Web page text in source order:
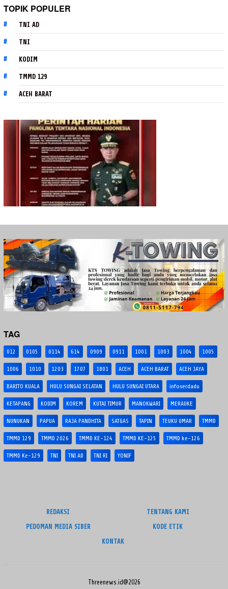
TOPIK POPULER
TNI AD
TNI
KODIM
TMMD 129
ACEH BARAT
TAG
012 0105 0114 614 0909 0911 1001 1003 1004 1005
1006 1010 1203 1707 1801 ACEH ACEH BARAT ACEH JAYA
BARITO KUALA HULU SUNGAI SELATAN HULU SUNGAI UTARA infoserdadu
KETAPANG KODIM KOREM KUTAI TIMUR MANOKWARI MERAUKE
NUNUKAN PAPUA RAJA PANDHITA SATGAS TAPIN TEUKU UMAR TMMD
TMMD 129 TMMD 2026 TMMD KE-124 TMMD KE-125 TMMD ke-126
TMMD Ke-129 TNI TNI AD TNI RI YONIF
REDAKSI
TENTANG KAMI
PEDOMAN MEDIA SIBER
KODE ETIK
KONTAK
Threenews.id@2026